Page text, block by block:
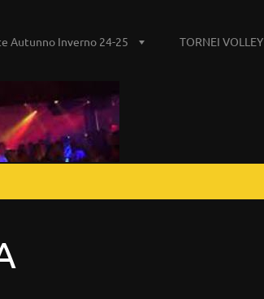
Autunno Inverno 24-25 TORNEI VOLLEY